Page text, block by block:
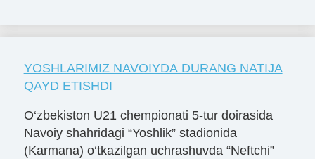
YOSHLARIMIZ NAVOIYDA DURANG NATIJA
QAYD ETISHDI
O‘zbekiston U21 chempionati 5-tur doirasida
Navoiy shahridagi “Yoshlik” stadionida
(Karmana) o‘tkazilgan uchrashuvda “Neftchi”